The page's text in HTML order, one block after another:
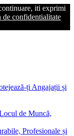
iti exprimi
de confidentialitate
ți Angajații și
de Muncă,
Profesionale și